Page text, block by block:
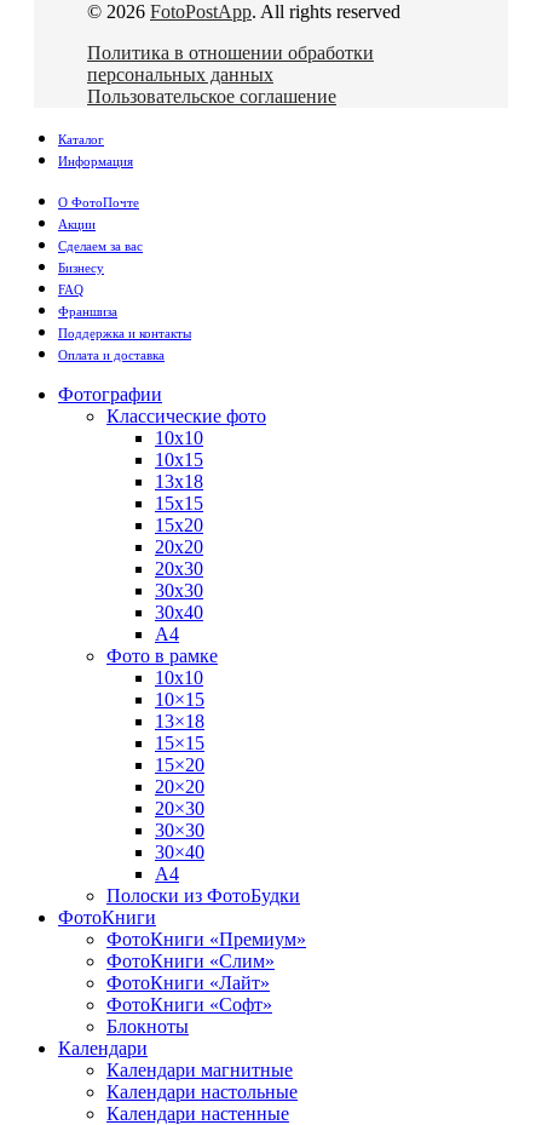
© 2026 FotoPostApp. All rights reserved
Политика в отношении обработки
персональных данных
Пользовательское соглашение
Каталог
Информация
О ФотоПочте
Акции
Сделаем за вас
Бизнесу
FAQ
Франшиза
Поддержка и контакты
Оплата и доставка
Фотографии
Классические фото
10х10
10х15
13х18
15х15
15х20
20х20
20х30
30х30
30х40
А4
Фото в рамке
10х10
10×15
13×18
15×15
15×20
20×20
20×30
30×30
30×40
A4
Полоски из ФотоБудки
ФотоКниги
ФотоКниги «Премиум»
ФотоКниги «Слим»
ФотоКниги «Лайт»
ФотоКниги «Софт»
Блокноты
Календари
Календари магнитные
Календари настольные
Календари настенные